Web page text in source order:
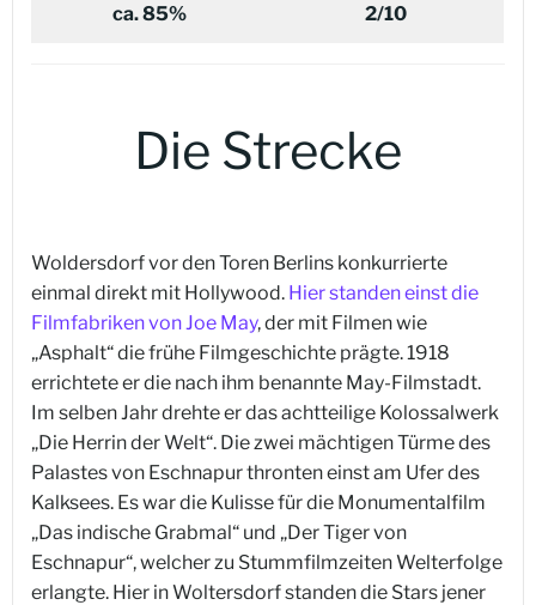
ca. 85%
2/10
Die Strecke
Woldersdorf vor den Toren Berlins konkurrierte
einmal direkt mit Hollywood. Hier standen einst die
Filmfabriken von Joe May, der mit Filmen wie
„Asphalt“ die frühe Filmgeschichte prägte. 1918
errichtete er die nach ihm benannte May-Filmstadt.
Im selben Jahr drehte er das achtteilige Kolossalwerk
„Die Herrin der Welt“. Die zwei mächtigen Türme des
Palastes von Eschnapur thronten einst am Ufer des
Kalksees. Es war die Kulisse für die Monumentalfilm
„Das indische Grabmal“ und „Der Tiger von
Eschnapur“, welcher zu Stummfilmzeiten Welterfolge
erlangte. Hier in Woltersdorf standen die Stars jener